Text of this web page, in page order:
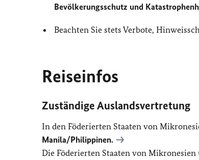
Bevölkerungsschutz und
Beachten Sie stets Verbote,
Reiseinfos
Zuständige Auslandsvertretung
In den Föderierten Staaten von
Manila/Philippinen.
Die Föderierten Staaten von